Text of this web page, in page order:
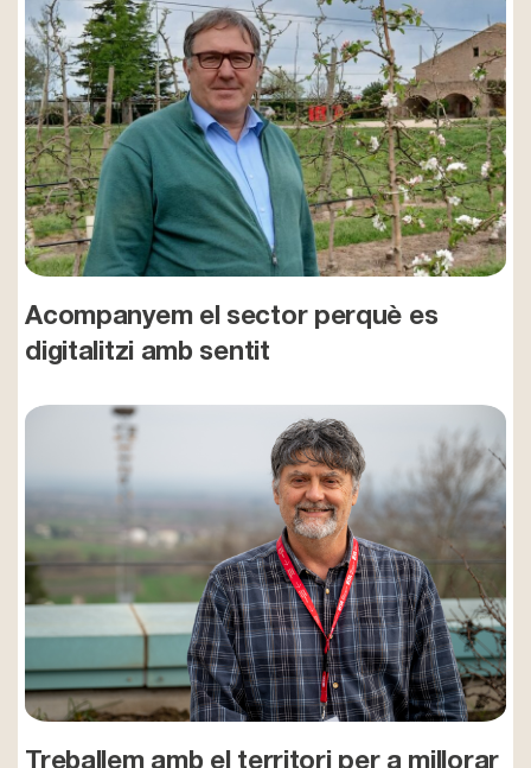
Acompanyem el sector perquè es
digitalitzi amb sentit
Treballem amb el territori per a millorar